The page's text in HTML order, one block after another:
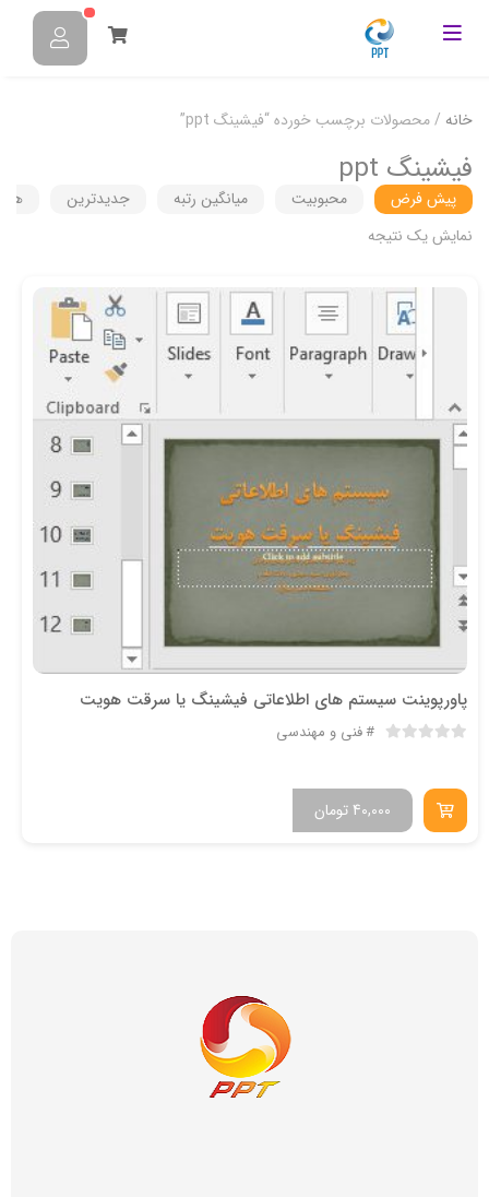
خانه / محصولات برچسب خورده “فیشینگ ppt”
فیشینگ ppt
پیش فرض محبوبیت میانگین رتبه جدیدترین
نمایش یک نتیجه
پاورپوینت سیستم های اطلاعاتی فیشینگ یا سرقت هویت
فنی و مهندسی
تومان40,000